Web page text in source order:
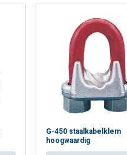
G-450 staalkabelklem
hoogwaardig